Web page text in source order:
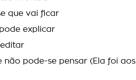
que vai ficar
explicar
não pode-se pensar (Ela foi aos